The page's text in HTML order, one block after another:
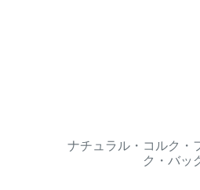
ナチュラル・コルク・
ク・バッ